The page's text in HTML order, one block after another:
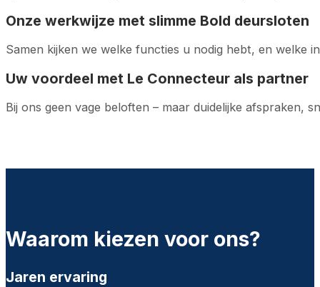
Onze werkwijze met slimme Bold deursloten
Samen kijken we welke functies u nodig hebt, en welke
Uw voordeel met Le Connecteur als partner
Bij ons geen vage beloften – maar duidelijke afspraken,
Waarom kiezen voor ons?
Jaren ervaring